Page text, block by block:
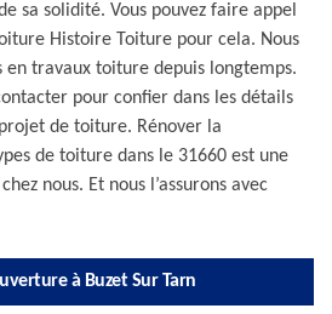
sa solidité. Vous pouvez faire appel
Histoire Toiture pour cela. Nous
en travaux toiture depuis longtemps.
pour confier dans les détails
de toiture. Rénover la
de toiture dans le 31660 est une
nous. Et nous l’assurons avec
à Buzet Sur Tarn